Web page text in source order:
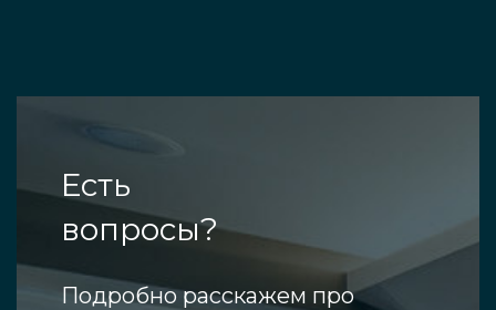
Есть
вопросы?
Подробно расскажем про